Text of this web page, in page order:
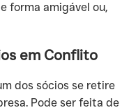
forma amigável ou,
em Conflito
dos sócios se retire
Pode ser feita de